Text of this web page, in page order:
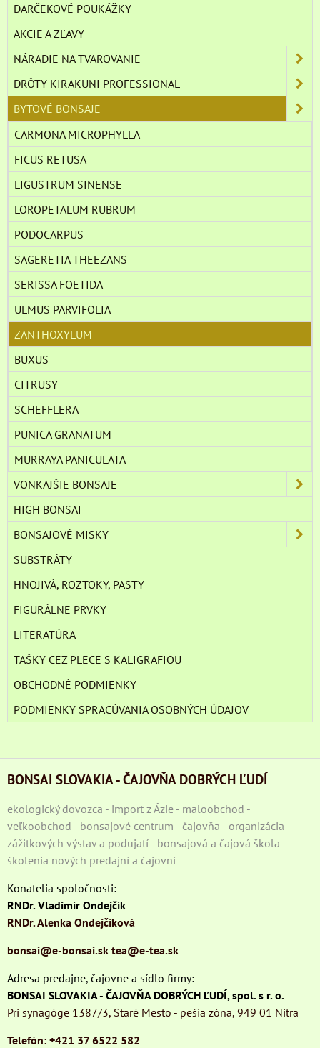
DARČEKOVÉ POUKÁŽKY
AKCIE A ZĽAVY
NÁRADIE NA TVAROVANIE
DRÔTY KIRAKUNI PROFESSIONAL
BYTOVÉ BONSAJE
CARMONA MICROPHYLLA
FICUS RETUSA
LIGUSTRUM SINENSE
LOROPETALUM RUBRUM
PODOCARPUS
SAGERETIA THEEZANS
SERISSA FOETIDA
ULMUS PARVIFOLIA
ZANTHOXYLUM
BUXUS
CITRUSY
SCHEFFLERA
PUNICA GRANATUM
MURRAYA PANICULATA
VONKAJŠIE BONSAJE
HIGH BONSAI
BONSAJOVÉ MISKY
SUBSTRÁTY
HNOJIVÁ, ROZTOKY, PASTY
FIGURÁLNE PRVKY
LITERATÚRA
TAŠKY CEZ PLECE S KALIGRAFIOU
OBCHODNÉ PODMIENKY
PODMIENKY SPRACÚVANIA OSOBNÝCH ÚDAJOV
BONSAI SLOVAKIA - ČAJOVŇA DOBRÝCH ĽUDÍ
ekologický dovozca - import z Ázie - maloobchod -
veľkoobchod - bonsajové centrum - čajovňa - organizácia
zážitkových výstav a podujatí - bonsajová a čajová škola -
školenia nových predajní a čajovní
Konatelia spoločnosti:
RNDr. Vladimír Ondejčík
RNDr. Alenka Ondejčíková
bonsai@e-bonsai.sk tea@e-tea.sk
Adresa predajne, čajovne a sídlo firmy:
BONSAI SLOVAKIA - ČAJOVŇA DOBRÝCH ĽUDÍ, spol. s r. o.
Pri synagóge 1387/3, Staré Mesto - pešia zóna, 949 01 Nitra
Telefón: +421 37 6522 582